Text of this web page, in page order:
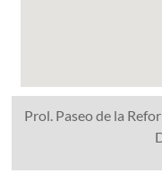
Prol. Paseo de la